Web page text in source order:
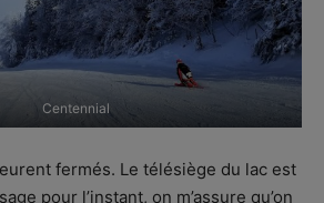
Centennial
fermés. Le télésiège du lac est
pour l’instant, on m’assure qu’on